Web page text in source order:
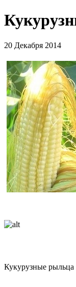
20 Декабря 2014
Кукурузные